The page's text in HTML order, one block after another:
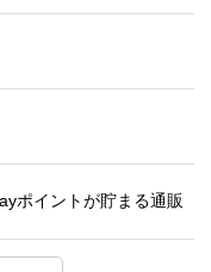
ポイントが貯まる通販